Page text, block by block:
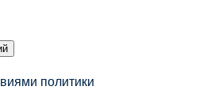
политики